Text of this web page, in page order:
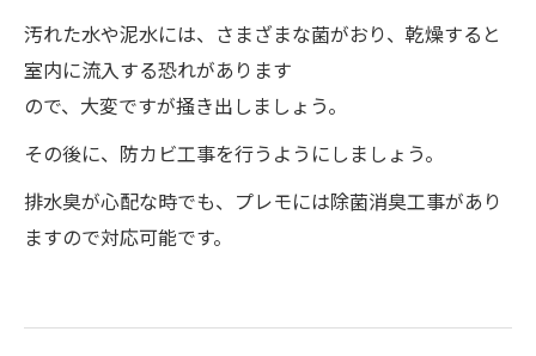
汚れた水や泥水には、さまざまな菌がおり、乾燥すると
室内に流入する恐れがあります
ので、大変ですが掻き出しましょう。
その後に、防カビ工事を行うようにしましょう。
排水臭が心配な時でも、プレモには除菌消臭工事があり
ますので対応可能です。